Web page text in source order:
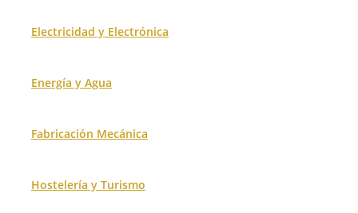
Electricidad y Electrónica
Energía y Agua
Fabricación Mecánica
Hostelería y Turismo